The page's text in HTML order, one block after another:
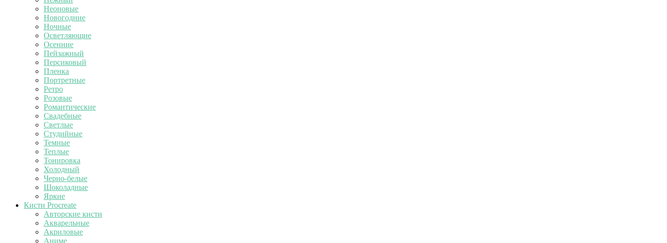
Неоновые
Новогодние
Ночные
Осветляющие
Осенние
Пейзажный
Персиковый
Пленка
Портретные
Ретро
Розовые
Романтические
Свадебные
Светлые
Студийные
Темные
Теплые
Тонировка
Холодный
Черно-белые
Шоколадные
Яркие
Кисти Procreate
Авторские кисти
Акварельные
Акриловые
Аниме